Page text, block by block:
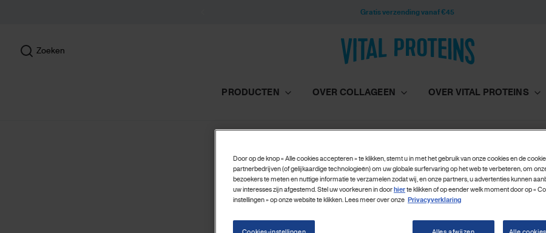
Gratis verzending vanaf €45
Zoeken
PRODUCTEN OVER COLLAGEEN OVER VITAL PROTEINS
Door op de knop « Alle cookies accepteren » te klikken, stemt u in met het gebruik van onze cookies en de
partnerbedrijven (of gelijkaardige technologieën) om uw globale surfervaring op het web te verbeteren, om
bezoekers te meten en nuttige informatie te verzamelen zodat wij, en onze partners, u advertenties kunnen
uw interesses zijn afgestemd. Stel uw voorkeuren in doorhierte klikken of op eender welk moment door op «
instellingen » op onze website te klikken. Lees meer over onze Privacyverklaring